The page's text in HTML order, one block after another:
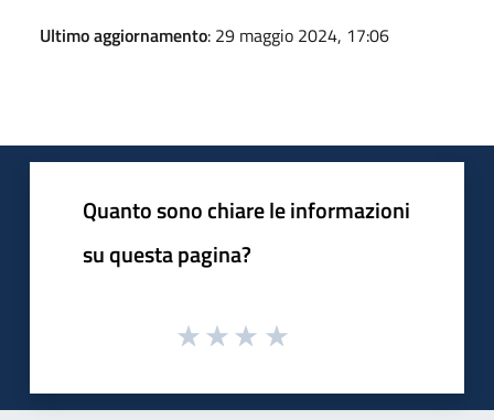
Ultimo aggiornamento: 29 maggio 2024, 17:06
Quanto sono chiare le informazioni
su questa pagina?